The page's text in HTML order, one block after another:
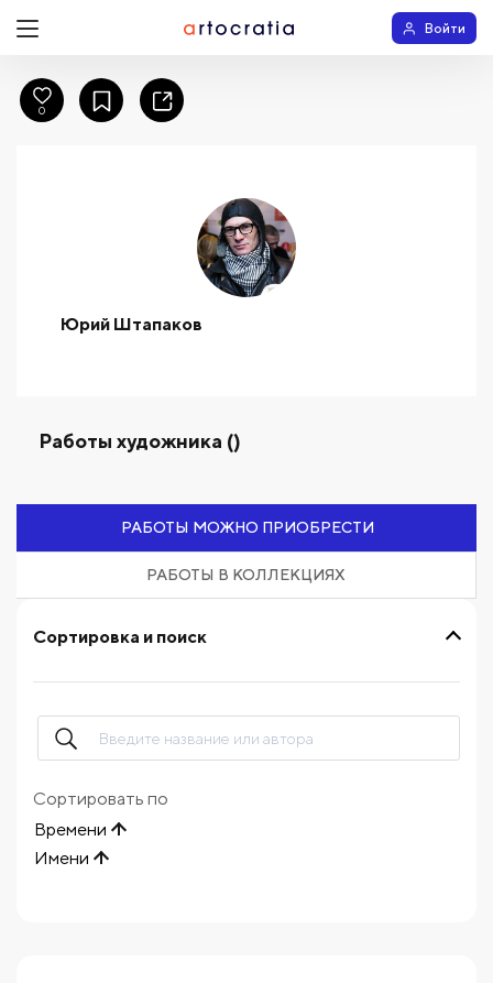
Войти
Юрий Штапаков
Работы художника ()
РАБОТЫ МОЖНО ПРИОБРЕСТИ
РАБОТЫ В КОЛЛЕКЦИЯХ
Сортировка и поиск
Сортировать по
Времени
Имени
0